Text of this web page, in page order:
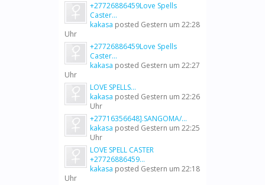
+27726886459Love Spells
Caster...
kakasa posted Gestern um 22:28
Uhr
+27726886459Love Spells
Caster...
kakasa posted Gestern um 22:27
Uhr
LOVE SPELLS...
kakasa posted Gestern um 22:26
Uhr
+27716356648].SANGOMA/...
kakasa posted Gestern um 22:25
Uhr
LOVE SPELL CASTER
+27726886459...
kakasa posted Gestern um 22:18
Uhr